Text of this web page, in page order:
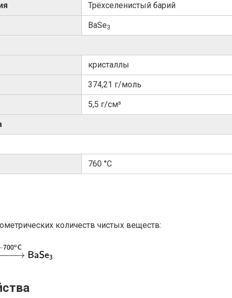
Трёхселенистый барий
BaSe3
кристаллы
374,21 г/моль
5,5 г/см³
760 °C
количеств чистых веществ: